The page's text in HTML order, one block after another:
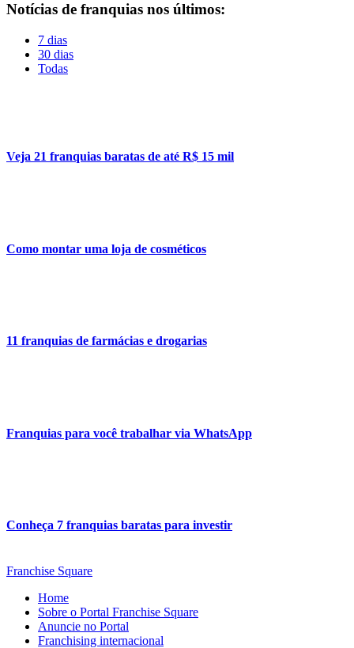
Notícias de franquias nos últimos:
7 dias
30 dias
Todas
Veja 21 franquias baratas de até R$ 15 mil
Como montar uma loja de cosméticos
11 franquias de farmácias e drogarias
Franquias para você trabalhar via WhatsApp
Conheça 7 franquias baratas para investir
Franchise Square
Home
Sobre o Portal Franchise Square
Anuncie no Portal
Franchising internacional